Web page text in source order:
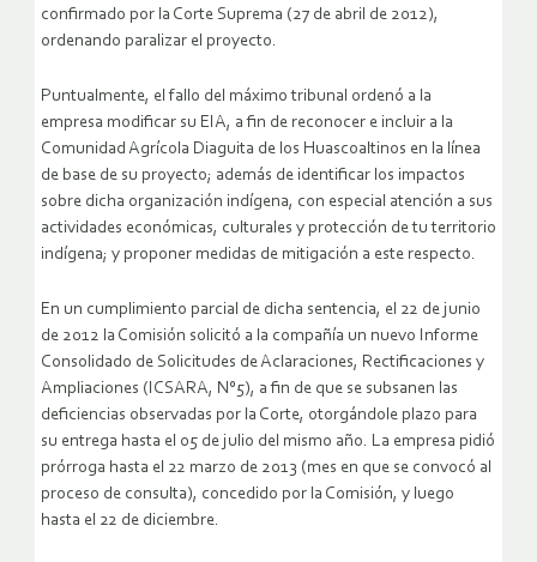
confirmado por la Corte Suprema (27 de abril de 2012),
ordenando paralizar el proyecto.
Puntualmente, el fallo del máximo tribunal ordenó a la
empresa modificar su EIA, a fin de reconocer e incluir a la
Comunidad Agrícola Diaguita de los Huascoaltinos en la línea
de base de su proyecto; además de identificar los impactos
sobre dicha organización indígena, con especial atención a sus
actividades económicas, culturales y protección de tu territorio
indígena; y proponer medidas de mitigación a este respecto.
En un cumplimiento parcial de dicha sentencia, el 22 de junio
de 2012 la Comisión solicitó a la compañía un nuevo Informe
Consolidado de Solicitudes de Aclaraciones, Rectificaciones y
Ampliaciones (ICSARA, N°5), a fin de que se subsanen las
deficiencias observadas por la Corte, otorgándole plazo para
su entrega hasta el 05 de julio del mismo año. La empresa pidió
prórroga hasta el 22 marzo de 2013 (mes en que se convocó al
proceso de consulta), concedido por la Comisión, y luego
hasta el 22 de diciembre.